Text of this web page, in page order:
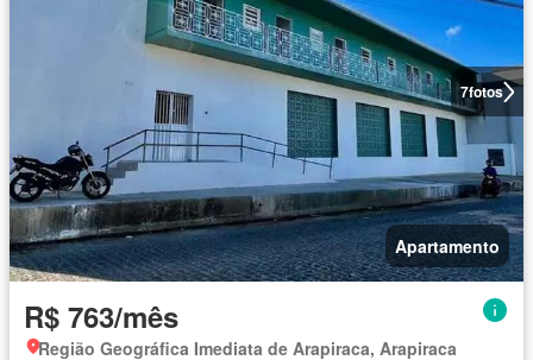
7fotos
Apartamento
R$ 763/mês
Região Geográfica Imediata de Arapiraca, Arapiraca